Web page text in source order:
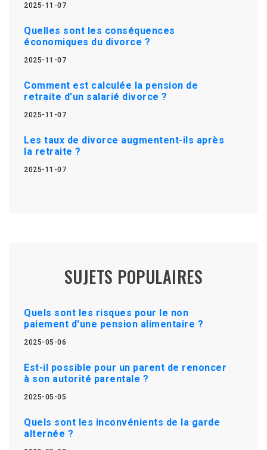
2025-11-07
Quelles sont les conséquences
économiques du divorce ?
2025-11-07
Comment est calculée la pension de
retraite d'un salarié divorce ?
2025-11-07
Les taux de divorce augmentent-ils après
la retraite ?
2025-11-07
SUJETS POPULAIRES
Quels sont les risques pour le non
paiement d'une pension alimentaire ?
2025-05-06
Est-il possible pour un parent de renoncer
à son autorité parentale ?
2025-05-05
Quels sont les inconvénients de la garde
alternée ?